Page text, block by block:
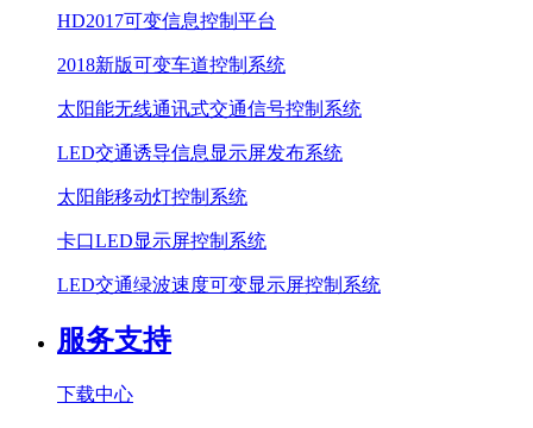
HD2017可变信息控制平台
2018新版可变车道控制系统
太阳能无线通讯式交通信号控制系统
LED交通诱导信息显示屏发布系统
太阳能移动灯控制系统
卡口LED显示屏控制系统
LED交通绿波速度可变显示屏控制系统
服务支持
下载中心